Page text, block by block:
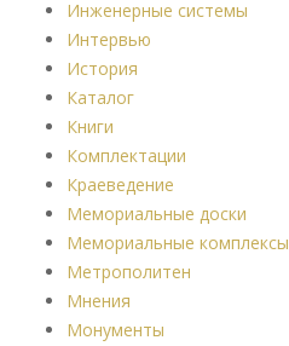
Инженерные системы
Интервью
История
Каталог
Книги
Комплектации
Краеведение
Мемориальные доски
Мемориальные комплексы
Метрополитен
Мнения
Монументы